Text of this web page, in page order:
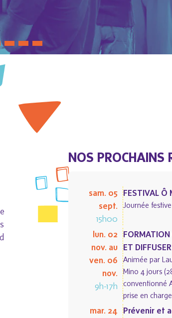
NOS PROCHAINS
sam. 05
sept.
15h00
FESTIVAL Ô
Journée
lun. 02
nov. au
ven. 06
nov.
9h-17h
FORMATION
ET
Animée par
Mino 4 jours
conventionné
prise en
mar. 24 Prévenir et